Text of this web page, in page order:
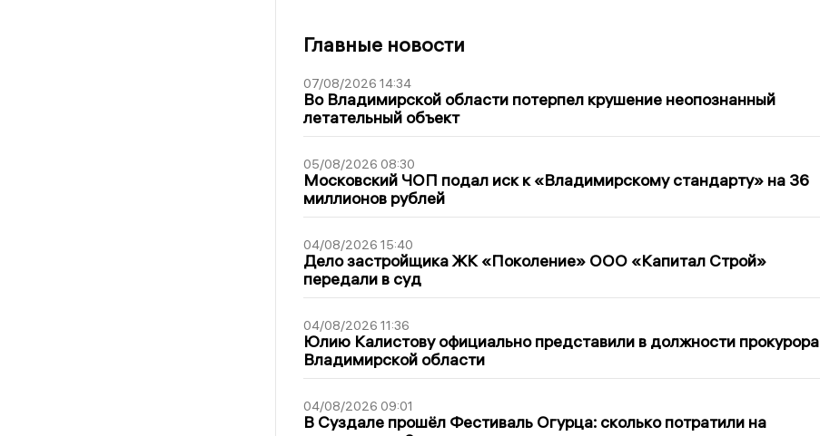
Главные новости
07/08/2026 14:34
Во Владимирской области потерпел крушение неопознанный
летательный объект
05/08/2026 08:30
Московский ЧОП подал иск к «Владимирскому стандарту» на 36
миллионов рублей
04/08/2026 15:40
Дело застройщика ЖК «Поколение» ООО «Капитал Строй»
передали в суд
04/08/2026 11:36
Юлию Калистову официально представили в должности прокурора
Владимирской области
04/08/2026 09:01
В Суздале прошёл Фестиваль Огурца: сколько потратили на